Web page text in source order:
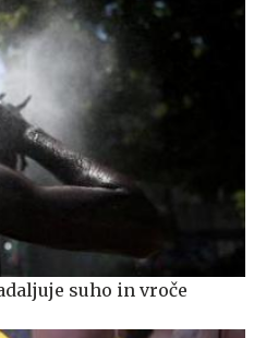
suho in vroče